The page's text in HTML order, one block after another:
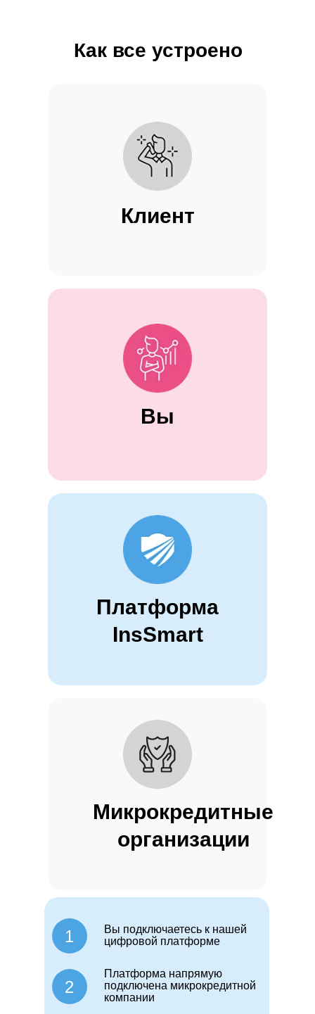
Как все устроено
Клиент
Вы
Платформа
InsSmart
Микрокредитные
организации
1
Вы подключаетесь к нашей
цифровой платформе
2
Платформа напрямую
подключена микрокредитной
компании